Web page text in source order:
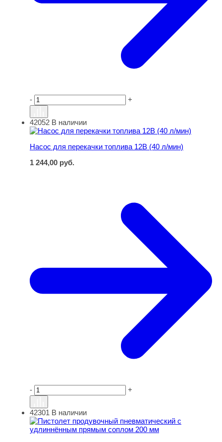
- +
Насос для перекачки топлива 12В (40 л/мин)
42052 В наличии
Насос для перекачки топлива 12В (40 л/мин)
1 244,00 руб.
- +
Пистолет продувочный пневматический с
42301 В наличии